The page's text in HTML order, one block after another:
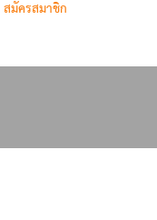
สมัครสมาชิก